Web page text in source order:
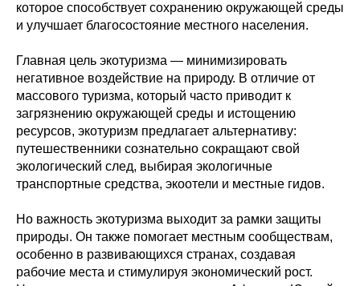
которое способствует сохранению окружающей среды
и улучшает благосостояние местного населения.
Главная цель экотуризма — минимизировать
негативное воздействие на природу. В отличие от
массового туризма, который часто приводит к
загрязнению окружающей среды и истощению
ресурсов, экотуризм предлагает альтернативу:
путешественники сознательно сокращают свой
экологический след, выбирая экологичные
транспортные средства, экоотели и местные гидов.
Но важность экотуризма выходит за рамки защиты
природы. Он также помогает местным сообществам,
особенно в развивающихся странах, создавая
рабочие места и стимулируя экономический рост.